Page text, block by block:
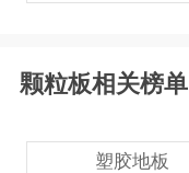
颗粒板相关榜单
塑胶地板